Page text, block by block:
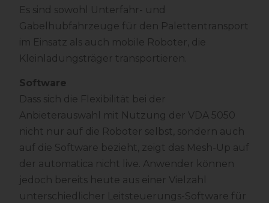
Es sind sowohl Unterfahr- und
Gabelhubfahrzeuge für den Palettentransport
im Einsatz als auch mobile Roboter, die
Kleinladungsträger transportieren.
Software
Dass sich die Flexibilität bei der
Anbieterauswahl mit Nutzung der VDA 5050
nicht nur auf die Roboter selbst, sondern auch
auf die Software bezieht, zeigt das Mesh-Up auf
der automatica nicht live. Anwender können
jedoch bereits heute aus einer Vielzahl
unterschiedlicher Leitsteuerungs-Software für